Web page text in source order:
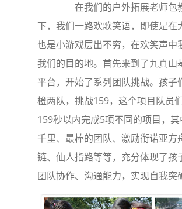
在我们的户外拓展老师包
下，我们一路欢歌笑语，即使是在
也是小游戏层出不穷，在欢笑声中
我们的目的地。首先来到了九真山
平台，开始了系列团队挑战。孩子
橙两队，挑战159，这个项目队员
159秒以内完成5项不同的项目，
千里、最棒的团队、激励衔诺亚方
链、仙人指路等等，充分体现了孩
团队协作、沟通能力，实现自我突